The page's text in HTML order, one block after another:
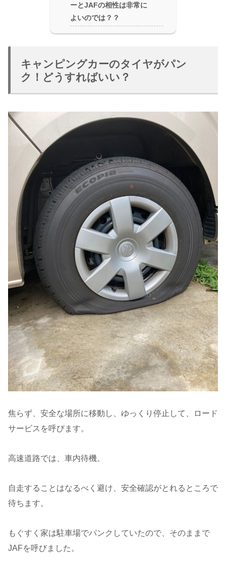
ーとJAFの相性は非常に
よいのでは？？
キャンピングカーのタイヤがパン
ク！どうすればいい？
焦らず、安全な場所に移動し、ゆっくり停止して、ロード
サービスを呼びます。
高速道路では、車内待機。
自走することはなるべく避け、安全確認がとれるところで
待ちます。
もぐすく家は駐車場でパンクしていたので、そのままで
JAFを呼びました。